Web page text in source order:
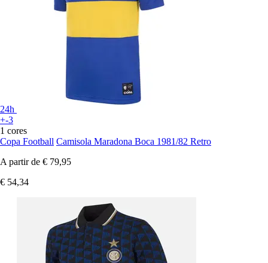
24h
+-3
1 cores
Copa Football Camisola Maradona Boca 1981/82 Retro
A partir de € 79,95
€ 54,34